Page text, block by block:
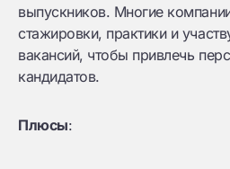
выпускников. Многие
стажировки, практики и
вакансий, чтобы привлечь
кандидатов.
Плюсы: